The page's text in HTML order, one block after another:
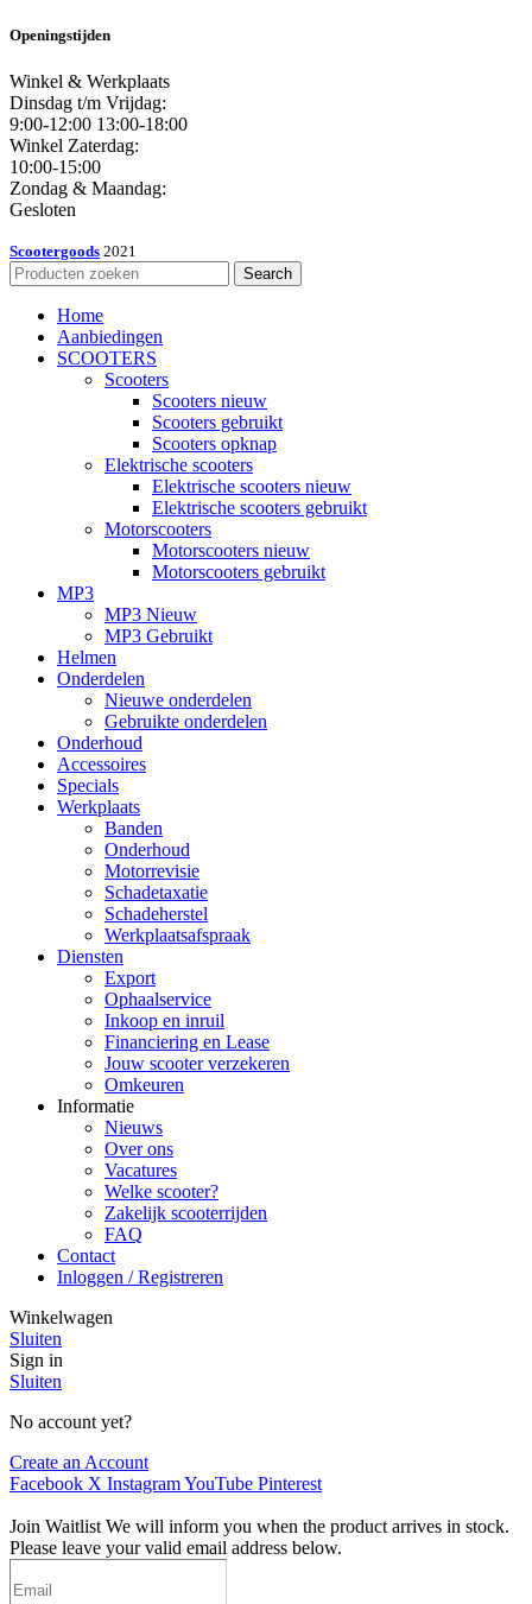
Openingstijden
Winkel & Werkplaats
Dinsdag t/m Vrijdag:
9:00-12:00 13:00-18:00
Winkel Zaterdag:
10:00-15:00
Zondag & Maandag:
Gesloten
Scootergoods 2021
Search
Home
Aanbiedingen
SCOOTERS
Scooters
Scooters nieuw
Scooters gebruikt
Scooters opknap
Elektrische scooters
Elektrische scooters nieuw
Elektrische scooters gebruikt
Motorscooters
Motorscooters nieuw
Motorscooters gebruikt
MP3
MP3 Nieuw
MP3 Gebruikt
Helmen
Onderdelen
Nieuwe onderdelen
Gebruikte onderdelen
Onderhoud
Accessoires
Specials
Werkplaats
Banden
Onderhoud
Motorrevisie
Schadetaxatie
Schadeherstel
Werkplaatsafspraak
Diensten
Export
Ophaalservice
Inkoop en inruil
Financiering en Lease
Jouw scooter verzekeren
Omkeuren
Informatie
Nieuws
Over ons
Vacatures
Welke scooter?
Zakelijk scooterrijden
FAQ
Contact
Inloggen / Registreren
Winkelwagen
Sluiten
Sign in
Sluiten
No account yet?
Create an Account
Facebook X InstagramYouTube Pinterest
Join Waitlist We will inform you when the product arrives in stock.
Please leave your valid email address below.